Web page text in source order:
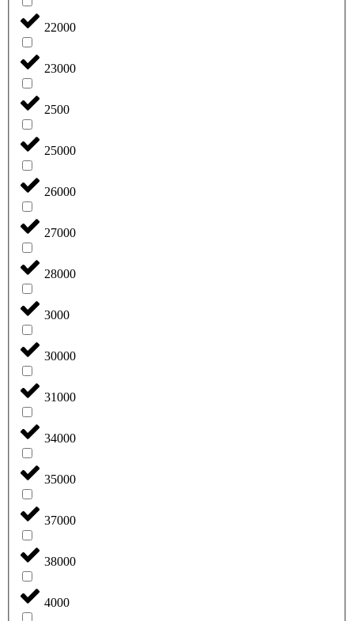
22000
23000
2500
25000
26000
27000
28000
3000
30000
31000
34000
35000
37000
38000
4000